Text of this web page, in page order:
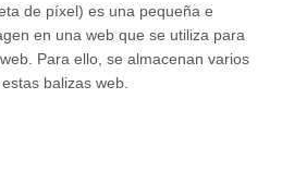
de píxel) es una pequeña e
en una web que se utiliza para
Para ello, se almacenan varios
balizas web.